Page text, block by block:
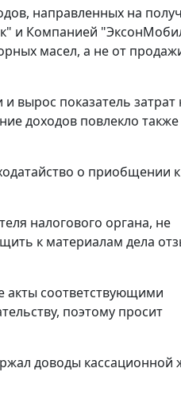
направленных на
и Компанией
масел, а не от
вырос показатель затрат
доходов повлекло также
о приобщении к
налогового органа, не
к материалам дела
акты соответствующими
поэтому просит
доводы кассационной